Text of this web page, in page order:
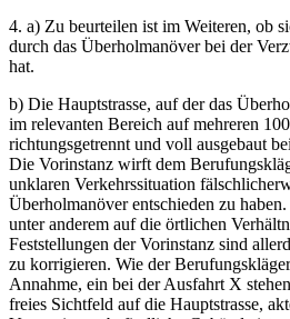
4. a) Zu beurteilen ist im Weiteren, ob
durch das Überholmanöver bei der
hat.
b) Die Hauptstrasse, auf der das
im relevanten Bereich auf mehreren
richtungsgetrennt und voll ausgebaut
Die Vorinstanz wirft dem
unklaren Verkehrssituation
Überholmanöver entschieden zu
unter anderem auf die örtlichen
Feststellungen der Vorinstanz sind
zu korrigieren. Wie der
Annahme, ein bei der Ausfahrt X
freies Sichtfeld auf die Hauptstrasse,